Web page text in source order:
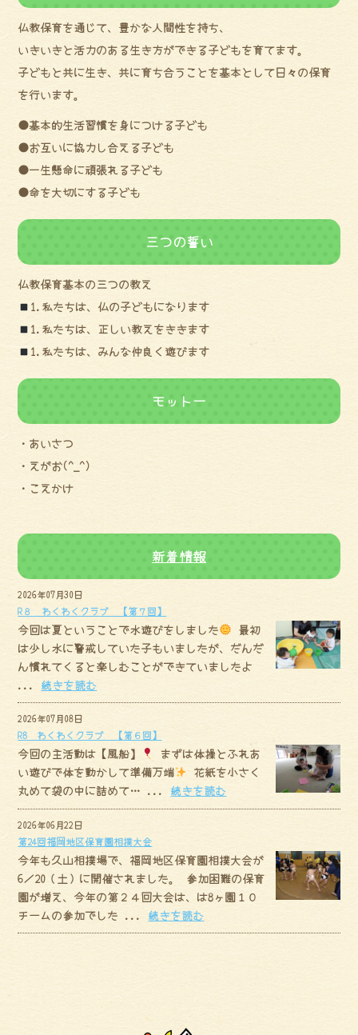
仏教保育を通じて、豊かな人間性を持ち、
いきいきと活力のある生き方ができる子どもを育てます。
子どもと共に生き、共に育ち合うことを基本として日々の保育
を行います。
●基本的生活習慣を身につける子ども
●お互いに協力し合える子ども
●一生懸命に頑張れる子ども
●命を大切にする子ども
三つの誓い
仏教保育基本の三つの教え
1.私たちは、仏の子どもになります
1.私たちは、正しい教えをききます
1.私たちは、みんな仲良く遊びます
モットー
・あいさつ
・えがお(^_^)
・こえかけ
新着情報
2026年07月30日
R８ わくわくクラブ 【第７回】
今回は夏ということで水遊びをしました
最初
は少し水に警戒していた子もいましたが、だんだ
ん慣れてくると楽しむことができていましたよ
... 続きを読む
2026年07月08日
R8 わくわくクラブ 【第６回】
今回の主活動は【風船】
まずは体操とふれあ
い遊びで体を動かして準備万端
花紙を小さく
丸めて袋の中に詰めて… ... 続きを読む
2026年06月22日
第24回福岡地区保育園相撲大会
今年も久山相撲場で、福岡地区保育園相撲大会が
6／20（土）に開催されました。 参加困難の保育
園が増え、今年の第２４回大会は、は8ヶ園１０
チームの参加でした ... 続きを読む